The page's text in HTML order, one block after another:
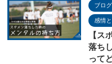
ブログ
感情
【ス
落ち
って